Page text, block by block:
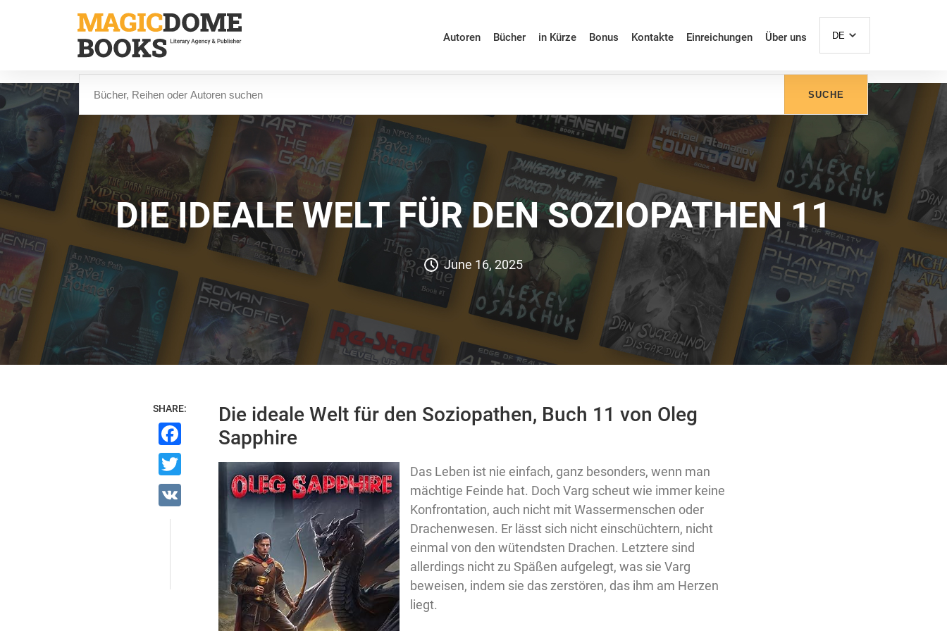
Autoren Bücher in Kürze Bonus Kontakte Einreichungen Über uns DE
SUCHE
DIE IDEALE WELT FÜR DEN SOZIOPATHEN 11
June 16, 2025
Die ideale Welt für den Soziopathen, Buch 11 von Oleg
Sapphire
Das Leben ist nie einfach, ganz besonders, wenn man
mächtige Feinde hat. Doch Varg scheut wie immer keine
Konfrontation, auch nicht mit Wassermenschen oder
Drachenwesen. Er lässt sich nicht einschüchtern, nicht
einmal von den wütendsten Drachen. Letztere sind
allerdings nicht zu Späßen aufgelegt, was sie Varg
beweisen, indem sie das zerstören, das ihm am Herzen
liegt.
SHARE:
Facebook
Twitter